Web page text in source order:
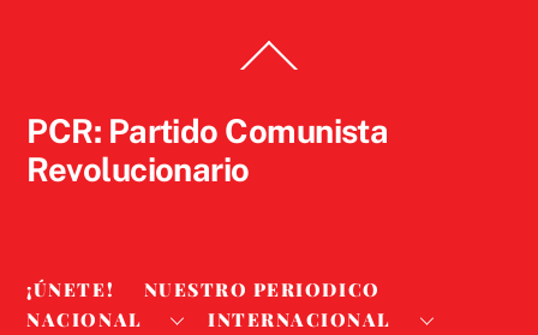
To
PCR: Partido Comunista
Revolucionario
¡ÚNETE!
NUESTRO PERIODICO
NACIONAL
INTERNACIONAL